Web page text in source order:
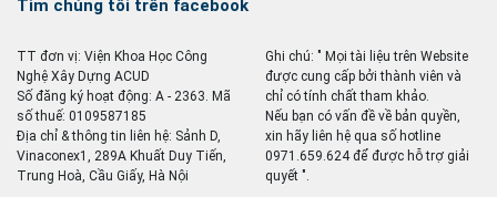
Tìm chúng tôi trên facebook
TT đơn vị: Viện Khoa Học Công
Nghệ Xây Dựng ACUD
Số đăng ký hoạt động: A - 2363. Mã
số thuế: 0109587185
Địa chỉ & thông tin liên hệ: Sảnh D,
Vinaconex1, 289A Khuất Duy Tiến,
Trung Hoà, Cầu Giấy, Hà Nội
Ghi chú: " Mọi tài liệu trên Website
được cung cấp bởi thành viên và
chỉ có tính chất tham khảo.
Nếu bạn có vấn đề về bản quyền,
xin hãy liên hệ qua số hotline
0971.659.624 để được hỗ trợ giải
quyết ".